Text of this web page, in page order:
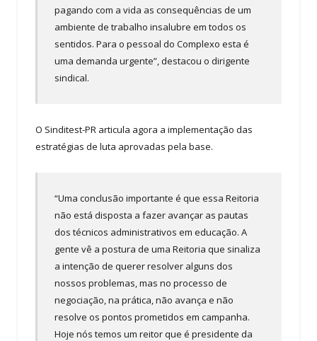
pagando com a vida as consequências de um
ambiente de trabalho insalubre em todos os
sentidos. Para o pessoal do Complexo esta é
uma demanda urgente”, destacou o dirigente
sindical.
O Sinditest-PR articula agora a implementação das
estratégias de luta aprovadas pela base.
“Uma conclusão importante é que essa Reitoria
não está disposta a fazer avançar as pautas
dos técnicos administrativos em educação. A
gente vê a postura de uma Reitoria que sinaliza
a intenção de querer resolver alguns dos
nossos problemas, mas no processo de
negociação, na prática, não avança e não
resolve os pontos prometidos em campanha.
Hoje nós temos um reitor que é presidente da